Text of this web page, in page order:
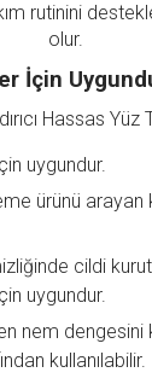
rutinini
olur.
İçin
Hassas
uygundur.
ürünü arayan
cildi
uygundur.
nem
kullanılabilir.